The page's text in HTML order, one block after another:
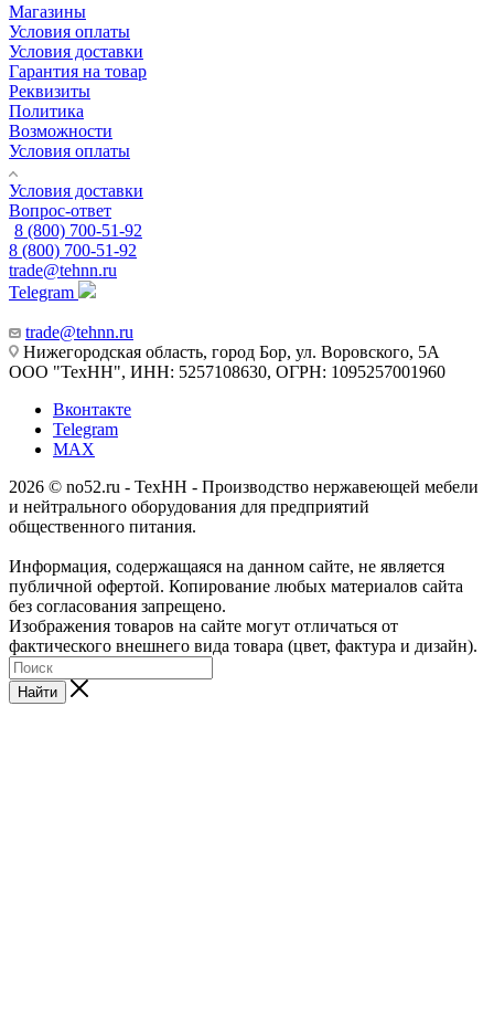
Магазины
Условия оплаты
Условия доставки
Гарантия на товар
Реквизиты
Политика
Возможности
Условия оплаты
Условия доставки
Вопрос-ответ
8 (800) 700-51-92
8 (800) 700-51-92
trade@tehnn.ru
Telegram
trade@tehnn.ru
Нижегородская область, город Бор, ул. Воровского, 5А
ООО "ТехНН", ИНН: 5257108630, ОГРН: 1095257001960
Вконтакте
Telegram
MAX
2026 © no52.ru - ТехНН - Производство нержавеющей мебели
и нейтрального оборудования для предприятий
общественного питания.
Информация, содержащаяся на данном сайте, не является
публичной офертой. Копирование любых материалов сайта
без согласования запрещено.
Изображения товаров на сайте могут отличаться от
фактического внешнего вида товара (цвет, фактура и дизайн).
Найти